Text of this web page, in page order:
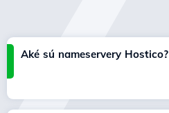
Aké sú nameservery Hostico?